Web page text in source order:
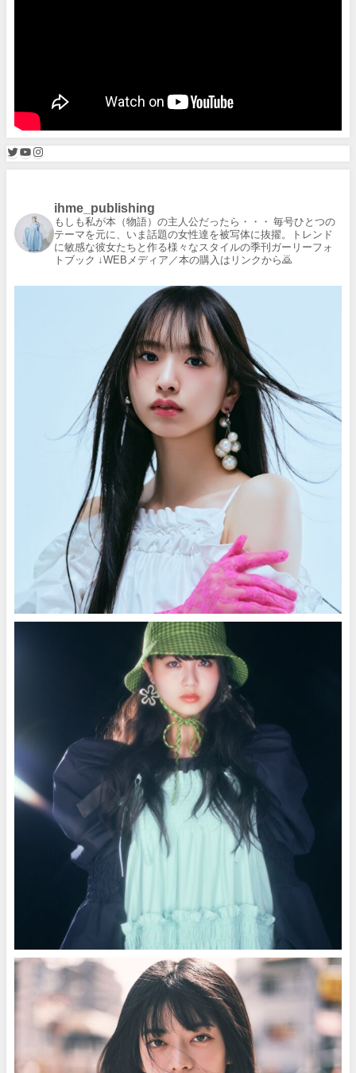
ihme_publishing
もしも私が本（物語）の主人公だったら・・・
毎号ひとつの
テーマを元に、いま話題の女性達を被写体に抜擢。トレンド
に敏感な彼女たちと作る様々なスタイルの季刊ガーリーフォ
トブック ↓WEBメディア／本の購入はリンクから🙇